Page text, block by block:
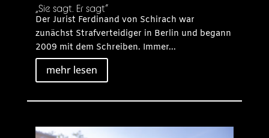
„Sie sagt. Er sagt“
Der Jurist Ferdinand von Schirach war
zunächst Strafverteidiger in Berlin und begann
2009 mit dem Schreiben. Immer...
mehr lesen